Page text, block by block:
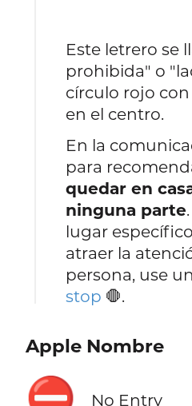
Este letrero se
prohibida" o
círculo rojo
en el centro.
En la
para
quedar en
ninguna parte
lugar
atraer la
persona, use
stop 🛑.
Apple Nombre
No Entry